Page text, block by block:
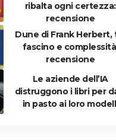
ribalta ogni certezza:
recensione
Dune di Frank Herbert,
fascino e
recensione
Le aziende dell’IA
distruggono i libri per
in pasto ai loro